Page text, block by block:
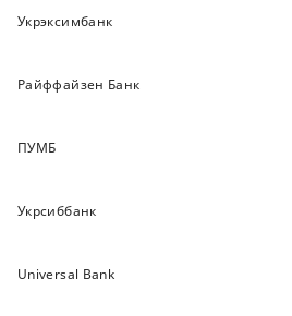
Укрэксимбанк
Райффайзен Банк
ПУМБ
Укрсиббанк
Universal Bank